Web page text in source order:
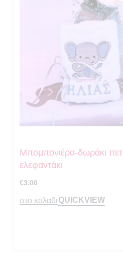
Μπομπονιέρα-δωράκι
ελεφαντάκι
€3.00
στο καλαθιQUICKVIEW